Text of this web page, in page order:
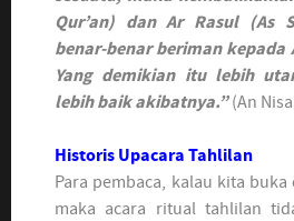
Qur’an) dan Ar Rasul (As
benar-benar beriman kepada
Yang demikian itu lebih
lebih baik akibatnya.”(An
Historis Upacara Tahlilan
Para pembaca, kalau kita
maka acara ritual tahlilan